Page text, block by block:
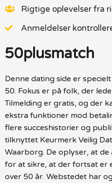
Rigtige oplevelser fra
Anmeldelser
50plusmatch
Denne dating side er
50. Fokus er på folk, der
Tilmelding er gratis, og der
ekstra funktioner mod
flere succeshistorier og
tilknyttet Keurmerk Veilig
Waarborg. De oplyser, at
for at sikre, at der fortsat er
over 50 år. Webstedet har